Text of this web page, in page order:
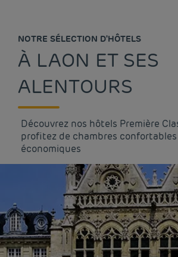
NOTRE SÉLECTION D'HÔTELS
À LAON ET SES
ALENTOURS
Découvrez nos hôtels Première
profitez de chambres
économiques